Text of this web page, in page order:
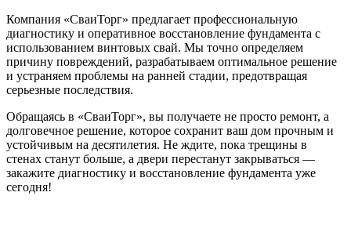
Компания «СваиТорг» предлагает профессиональную
диагностику и оперативное восстановление фундамента с
использованием винтовых свай. Мы точно определяем
причину повреждений, разрабатываем оптимальное решение
и устраняем проблемы на ранней стадии, предотвращая
серьезные последствия.
Обращаясь в «СваиТорг», вы получаете не просто ремонт, а
долговечное решение, которое сохранит ваш дом прочным и
устойчивым на десятилетия. Не ждите, пока трещины в
стенах станут больше, а двери перестанут закрываться —
закажите диагностику и восстановление фундамента уже
сегодня!